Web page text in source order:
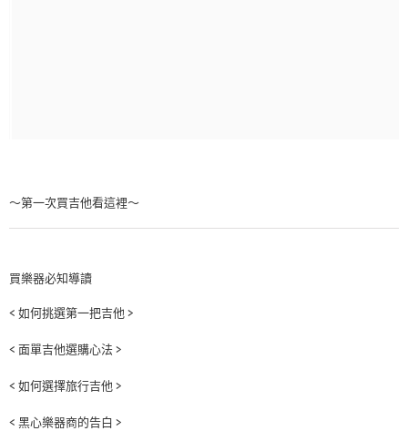
～第一次買吉他看這裡～
買樂器必知導讀
< 如何挑選第一把吉他 >
< 面單吉他選購心法 >
< 如何選擇旅行吉他 >
< 黑心樂器商的告白 >